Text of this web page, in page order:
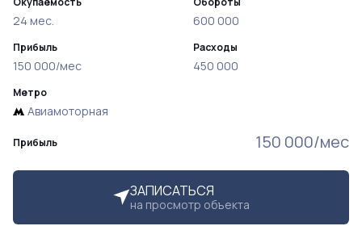
Прибыль 150 000/мес
ЗАПИСАТЬСЯ
на просмотр объекта
24 мес.
Прибыль
150 000/мес
600 000
Расходы
450 000
Метро
Авиамоторная